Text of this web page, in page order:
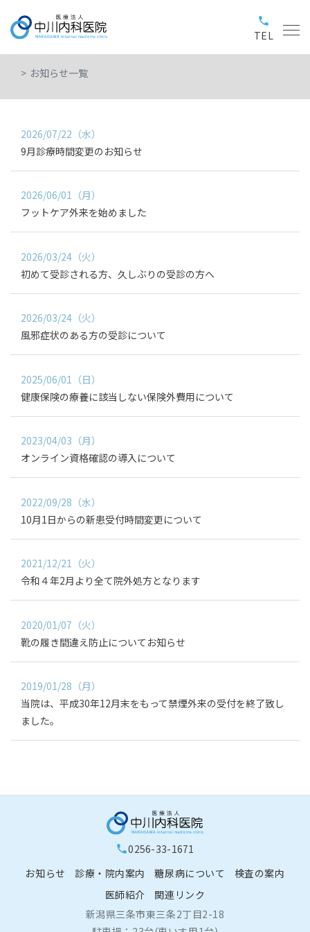
phone
TEL
お知らせ一覧
2026/07/22（水）
9月診療時間変更のお知らせ
2026/06/01（月）
フットケア外来を始めました
2026/03/24（火）
初めて受診される方、久しぶりの受診の方へ
2026/03/24（火）
風邪症状のある方の受診について
2025/06/01（日）
健康保険の療養に該当しない保険外費用について
2023/04/03（月）
オンライン資格確認の導入について
2022/09/28（水）
10月1日からの新患受付時間変更について
2021/12/21（火）
令和４年2月より全て院外処方となります
2020/01/07（火）
靴の履き間違え防止についてお知らせ
2019/01/28（月）
当院は、平成30年12月末をもって禁煙外来の受付を終了致し
ました。
phone0256-33-1671
お知らせ
診療・院内案内 糖尿病について
検査の案内
医師紹介
関連リンク
新潟県三条市東三条2丁目2-18